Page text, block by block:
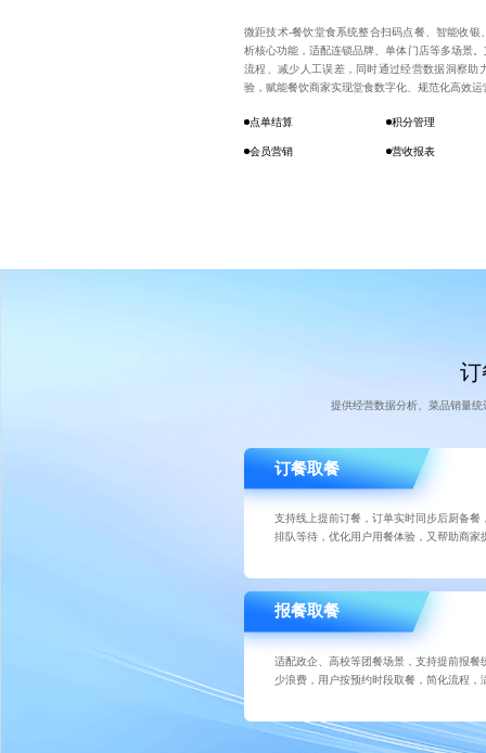
微距技术-餐饮堂食系统整合扫码点餐、智能收
析核心功能，适配连锁品牌、单体门店等多场景
流程、减少人工误差，同时通过经营数据洞察助
验，赋能餐饮商家实现堂食数字化、规范化高效运
点单结算 积分管理
会员营销 营收报表
订
提供经营数据分析、菜品销量
订餐取餐
支持线上提前订餐，订单实时同步后厨备餐
排队等待，优化用户用餐体验，又帮助商家
报餐取餐
适配政企、高校等团餐场景，支持提前报餐
少浪费，用户按预约时段取餐，简化流程，